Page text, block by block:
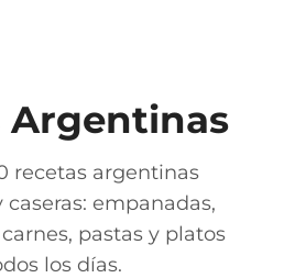
Argentinas
recetas argentinas
empanadas,
pastas y platos
los días.